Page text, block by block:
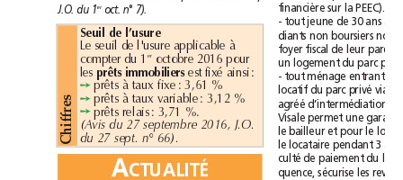
A CTUALITÉ
de l
’usure
Le seui l de l 'usure app l
ica bl e à
compter du 1 er octo b re 2016 pour
es prêts immo biliers est fixé ainsi:
➙ prêts à taux fixe: 3,61 %
➙ prêts à taux varia bl e: 3,12 %
➙ prêts re ais: 3,71 %.
(Avis du 27septembre 2016,
J.O.
du
27 sept. n°66).
C
h
i
f
f
r
e
s
J.O.
du 1 er oct. n°7).
financière
sur la
PEEC).
-
tout jeune de 30 ans
diants
non boursiers
foyer
de leur
un logement du
parc
-
tout ménage entrant
locatif du parc privé via
agréé
d’intermédiation
Visale
permet une
le
bailleur et pour le
le
locataire pendant 3
culté de paiement du
quence,
sécurise
les